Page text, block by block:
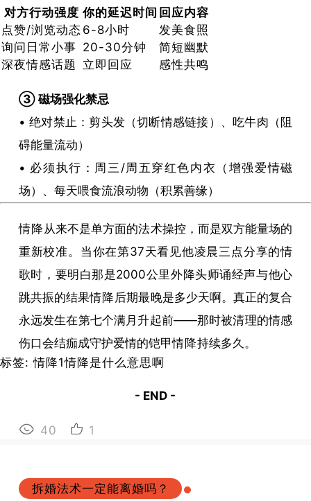
对方行动强度 你的延迟时间 回应内容
点赞/浏览动态 6-8小时
发美食照
询问日常小事 20-30分钟
简短幽默
深夜情感话题 立即回应 感性共鸣
​③ 磁场强化禁忌​
• 绝对禁止：剪头发（切断情感链接）、吃牛肉（阻
碍能量流动）
• 必须执行：周三/周五穿红色内衣（增强爱情磁
场）、每天喂食流浪动物（积累善缘）
情降从来不是单方面的法术操控，而是双方能量场的
重新校准。当你在第37天看见他凌晨三点分享的情
歌时，要明白那是2000公里外降头师诵经声与他心
跳共振的结果情降 后期最晚是多少天啊。真正的复合
永远发生在第七个满月升起前——那时被清理的情感
伤口会结痂成守护爱情的铠甲情降持续多久。
标签:情降1情降是什么意思啊
- END -
40 1
拆婚法术一定能离婚吗？